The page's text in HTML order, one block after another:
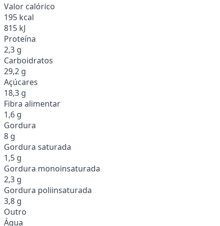
Valor calórico
195 kcal
815 kJ
Proteína
2,3 g
Carboidratos
29,2 g
Açúcares
18,3 g
Fibra alimentar
1,6 g
Gordura
8 g
Gordura saturada
1,5 g
Gordura monoinsaturada
2,3 g
Gordura poliinsaturada
3,8 g
Outro
Água